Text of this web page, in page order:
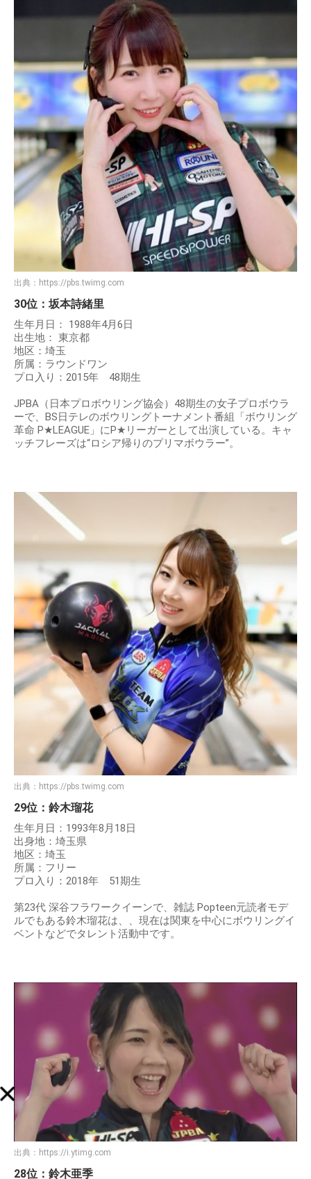
出典： https://pbs.twimg.com
30位：坂本詩緒里
生年月日： 1988年4月6日
出生地： 東京都
地区：埼玉
所属：ラウンドワン
プロ入り：2015年 48期生
JPBA（日本プロボウリング協会）48期生の女子プロボウラ
ーで、BS日テレのボウリングトーナメント番組「ボウリング
革命 P★LEAGUE」にP★リーガーとして出演している。キャ
ッチフレーズは“ロシア帰りのプリマボウラー”。
出典： https://pbs.twimg.com
29位：鈴木瑠花
生年月日：1993年8月18日
出身地：埼玉県
地区：埼玉
所属：フリー
プロ入り：2018年 51期生
第23代 深谷フラワークイーンで、雑誌 Popteen元読者モデ
ルでもある鈴木瑠花は、、現在は関東を中心にボウリングイ
ベントなどでタレント活動中です。
出典： https://i.ytimg.com
28位：鈴木亜季